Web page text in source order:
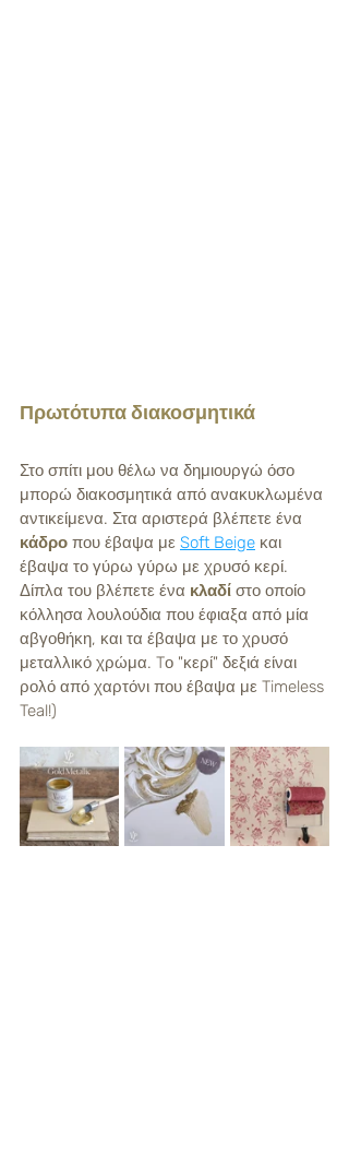
Πρωτότυπα διακοσμητικά
Στο σπίτι μου θέλω να δημιουργώ όσο
μπορώ διακοσμητικά από ανακυκλωμένα
αντικείμενα. Στα αριστερά βλέπετε ένα
κάδρο που έβαψα με Soft Beige και
έβαψα το γύρω γύρω με χρυσό κερί.
Δίπλα του βλέπετε ένα κλαδί στο οποίο
κόλλησα λουλούδια που έφιαξα από μία
αβγοθήκη, και τα έβαψα με το χρυσό
μεταλλικό χρώμα. Tο "κερί" δεξιά είναι
ρολό από χαρτόνι που έβαψα με Timeless
Teal!)